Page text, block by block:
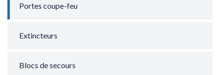
Portes coupe-feu
Extincteurs
Blocs de secours